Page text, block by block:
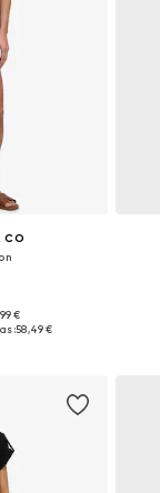
CO
S, M, L
€
:58,49 €